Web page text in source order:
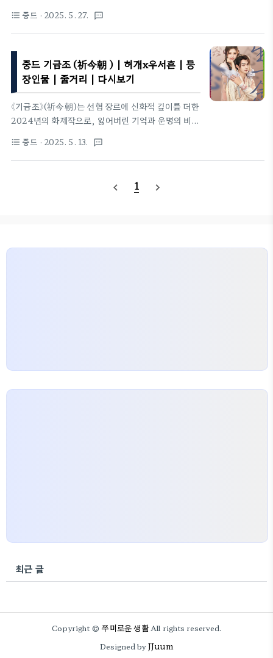
계관중드 낙유원의 뜻과 세계관 | 이억과 최림은 실제
인물일까? 중드 낙유원..
는 이 드라마는 그 제목부터 예사롭지 않다. "낙유
원"이란 이름 안에는 고대 왕조의 흥망, 인간 욕망의
비극, 그리고 피로 물든 평화의 도달점이 상징처럼 담
겨 있다.🎴 낙유원(樂遊原)의 의미 – 단순한 지명이
아니다'낙유원(樂遊原)'은 실제로 당나라 시대 장안
(長安) 교외에 있었던 지명이다. 당시 황실과 귀족들
이 풍류를 즐기고 사냥과 시회를 열던 곳으로, 이백
(李白), 두보(杜甫), 백거이(白居易) 같은 대문호들
유람처가 아니다. 고전 시에서는 낙유원이 몰락한 왕
조의 잔영, 쓸쓸한 권력의 낙조, 무너지..
format_list_bulleted 중드 · 2025. 5. 27. textsms
중드 기금조 (祈今朝 ) | 허개x우서흔 | 등
장인물 | 줄거리 | 다시보기
《기금조》(祈今朝)는 선협 장르에 신화적 깊이를 더한
2024년의 화제작으로, 잃어버린 기억과 운명의 비밀
자들은 한 회 한 회 몰입할수록, 이 신비로운 세계에
빠져든다.1. 개요제목: 기금조 (중국어 제목: 祈今朝)
센트비디오(Tencent Video), 산동영화, 백납천
세계관 완전 정리 – 선검기협전6 세계를 휘감는 운명
format_list_bulleted 중드 · 2025. 5. 13. textsms
navigate_before 1 navigate_next
최근 글
Copyright ©쭈미로운 생활All rights reserved.
Designed byJJuum